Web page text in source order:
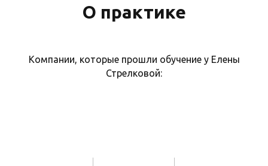
О практике
Компании, которые прошли обучение у Елены
Стрелковой: